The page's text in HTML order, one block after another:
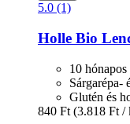
5.0 (1)
Holle Bio
10
Sárgarépa-
Glutén és
840 Ft (3.818 Ft /